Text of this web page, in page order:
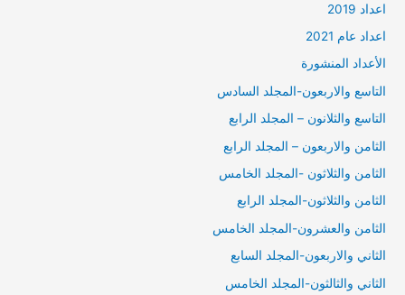
اعداد 2019
اعداد عام 2021
الأعداد المنشورة
التاسع والاربعون-المجلد السادس
التاسع والثلانون – المجلد الرابع
الثامن والاربعون – المجلد الرابع
الثامن والثلاثون -المجلد الخامس
الثامن والثلاثون-المجلد الرابع
الثامن والعشرون-المجلد الخامس
الثاني والاربعون-المجلد السابع
الثاني والثالثون-المجلد الخامس